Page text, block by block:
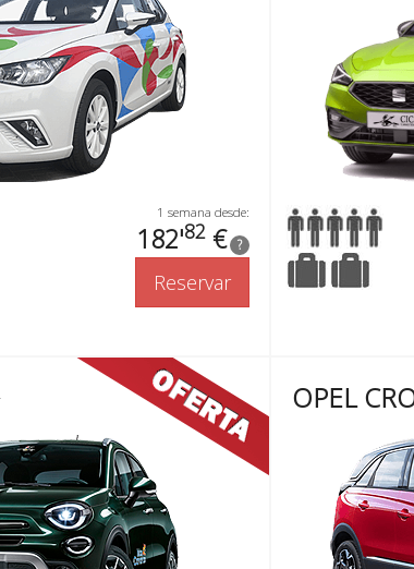
1 semana desde:
182'82 € ?
Reservar
OPEL